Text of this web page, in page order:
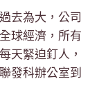
去為大，公司
球經濟，所有
天緊迫釘人，
發科辦公室到